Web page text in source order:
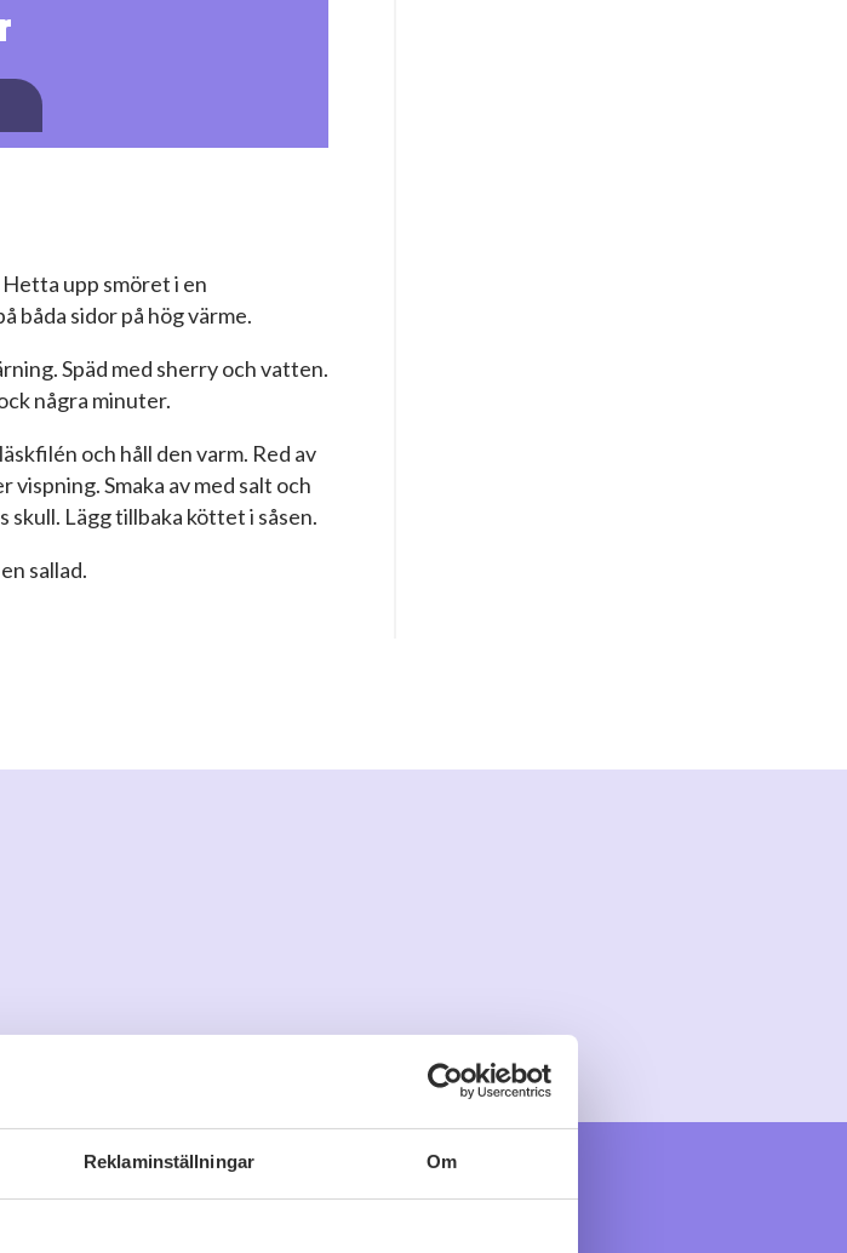
Reklaminställningar Om
upp smöret i en
båda sidor på hög värme.
Späd med sherry och vatten.
några minuter.
och håll den varm. Red av
Smaka av med salt och
Lägg tillbaka köttet i såsen.
sallad.